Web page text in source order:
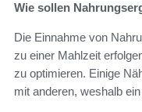
Wie sollen
Die Einnahme von
zu einer Mahlzeit
zu optimieren. Einige
mit anderen, weshalb